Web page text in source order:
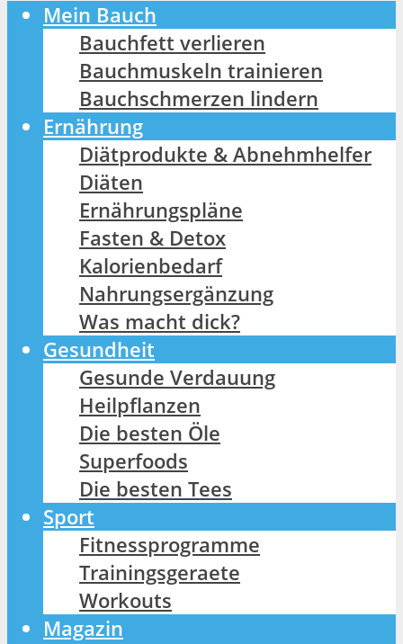
Mein Bauch
Bauchfett verlieren
Bauchmuskeln trainieren
Bauchschmerzen lindern
Ernährung
Diätprodukte & Abnehmhelfer
Diäten
Ernährungspläne
Fasten & Detox
Kalorienbedarf
Nahrungsergänzung
Was macht dick?
Gesundheit
Gesunde Verdauung
Heilpflanzen
Die besten Öle
Superfoods
Die besten Tees
Sport
Fitnessprogramme
Trainingsgeraete
Workouts
Magazin